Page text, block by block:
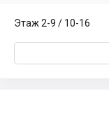
Этаж 2-9 / 10-16